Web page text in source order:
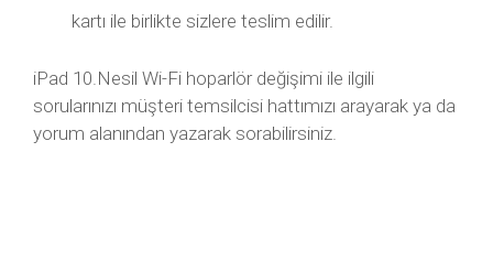
kartı ile birlikte sizlere teslim edilir.
iPad 10.Nesil Wi-Fi hoparlör değişimi ile ilgili
sorularınızı müşteri temsilcisi hattımızı arayarak ya da
yorum alanından yazarak sorabilirsiniz.